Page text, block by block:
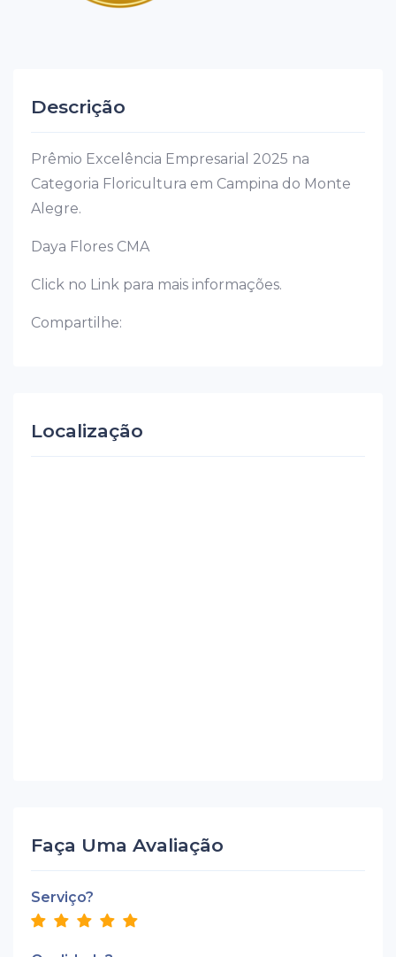
Descrição
Prêmio Excelência Empresarial 2025 na
Categoria Floricultura em Campina do Monte
Alegre.
Daya Flores CMA
Click no Link para mais informações.
Compartilhe:
Localização
Faça Uma Avaliação
Serviço?